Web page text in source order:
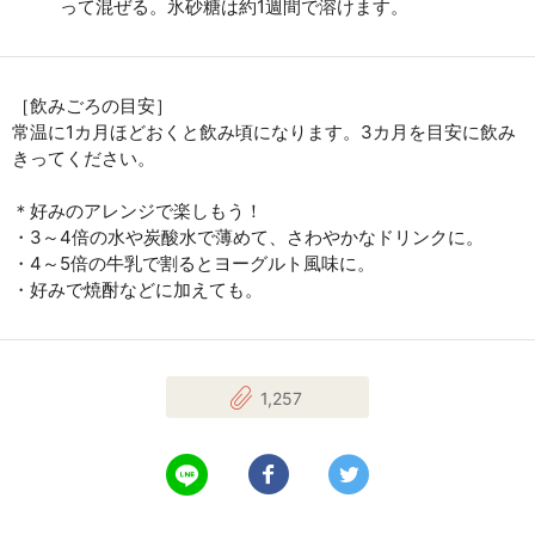
って混ぜる。氷砂糖は約1週間で溶けます。
［飲みごろの目安］
常温に1カ月ほどおくと飲み頃になります。3カ月を目安に飲み
きってください。
＊好みのアレンジで楽しもう！
・3～4倍の水や炭酸水で薄めて、さわやかなドリンクに。
・4～5倍の牛乳で割るとヨーグルト風味に。
・好みで焼酎などに加えても。
1,257
LINEで送る Facebookでシェアする